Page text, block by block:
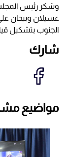
وشكر رئيس
عسيلان وبيحان
الجنوب بتشكيل
شارك
مواضيع